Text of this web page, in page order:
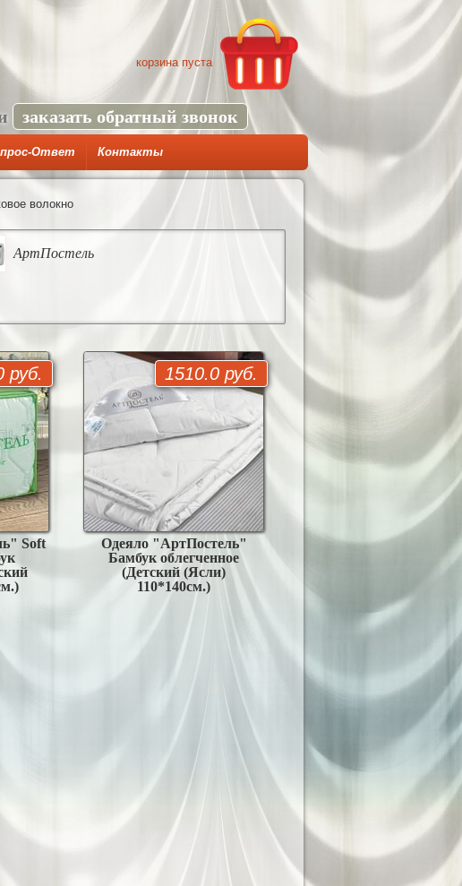
корзина пуста
заказать обратный звонок
Ответ Контакты
волокно
АртПостель
Soft
руб.
Одеяло "АртПостель"
Бамбук облегченное
(Детский (Ясли)
110*140см.)
1510.0 руб.